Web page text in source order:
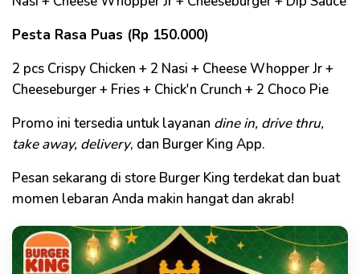
Pesta Rasa Puas (Rp 150.000)
2 pcs Crispy Chicken + 2 Nasi + Cheese Whopper Jr +
Cheeseburger + Fries + Chick'n Crunch + 2 Choco Pie
Promo ini tersedia untuk layanan dine in, drive thru,
take away, delivery, dan Burger King App.
Pesan sekarang di store Burger King terdekat dan buat
momen lebaran Anda makin hangat dan akrab!